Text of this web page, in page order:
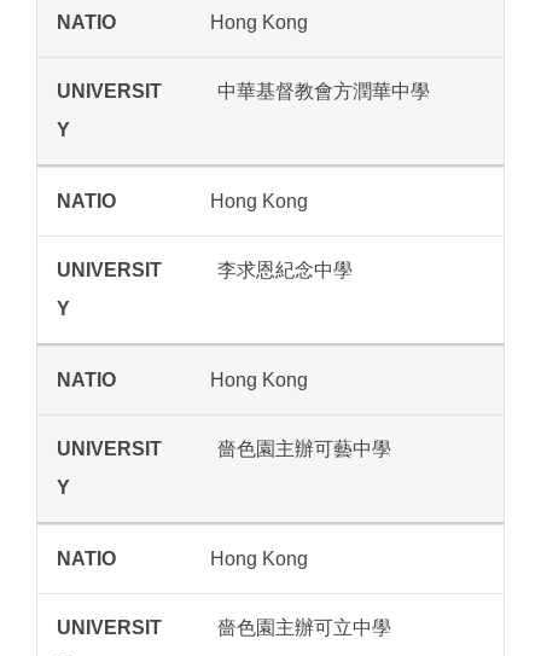
Hong Kong
中華基督教會方潤華中學
Hong Kong
李求恩紀念中學
Hong Kong
嗇色園主辦可藝中學
Hong Kong
嗇色園主辦可立中學